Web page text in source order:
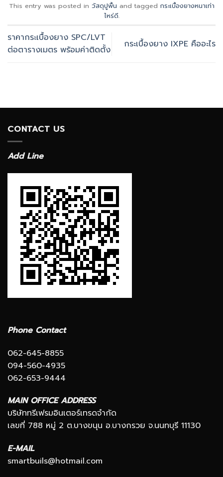
This entry was posted in วัสดุปูพื้น and tagged กระเบื้องยางหนาเท่า
ไหร่ดี.
ราคากระเบื้องยาง SPC/LVT
ต่อตารางเมตร พร้อมค่าติดตั้ง
กระเบื้องยาง IXPE คืออะไร
CONTACT US
Add Line
Phone Contact
062-645-8855
094-560-4935
062-653-9444
MAIN OFFICE ADDRESS
บริษัททรีเฟรมอินเตอร์เทรดจำกัด
เลขที่ 788 หมู่ 2 ต.บางขนุน อ.บางกรวย จ.นนทบุรี 11130
E-MAIL
smartbuils@hotmail.com